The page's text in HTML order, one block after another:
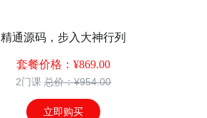
精通源码，步入大神行列
套餐价格：¥869.00
2门课总价：¥954.00
立即购买